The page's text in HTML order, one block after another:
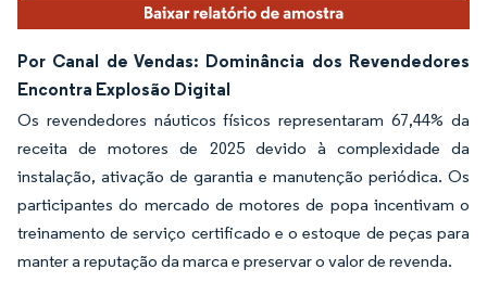
Por Canal de Vendas: Dominância dos Revendedores
Encontra Explosão Digital
Os revendedores náuticos físicos representaram 67,44% da
receita de motores de 2025 devido à complexidade da
instalação, ativação de garantia e manutenção periódica. Os
participantes do mercado de motores de popa incentivam o
treinamento de serviço certificado e o estoque de peças para
manter a reputação da marca e preservar o valor de revenda.